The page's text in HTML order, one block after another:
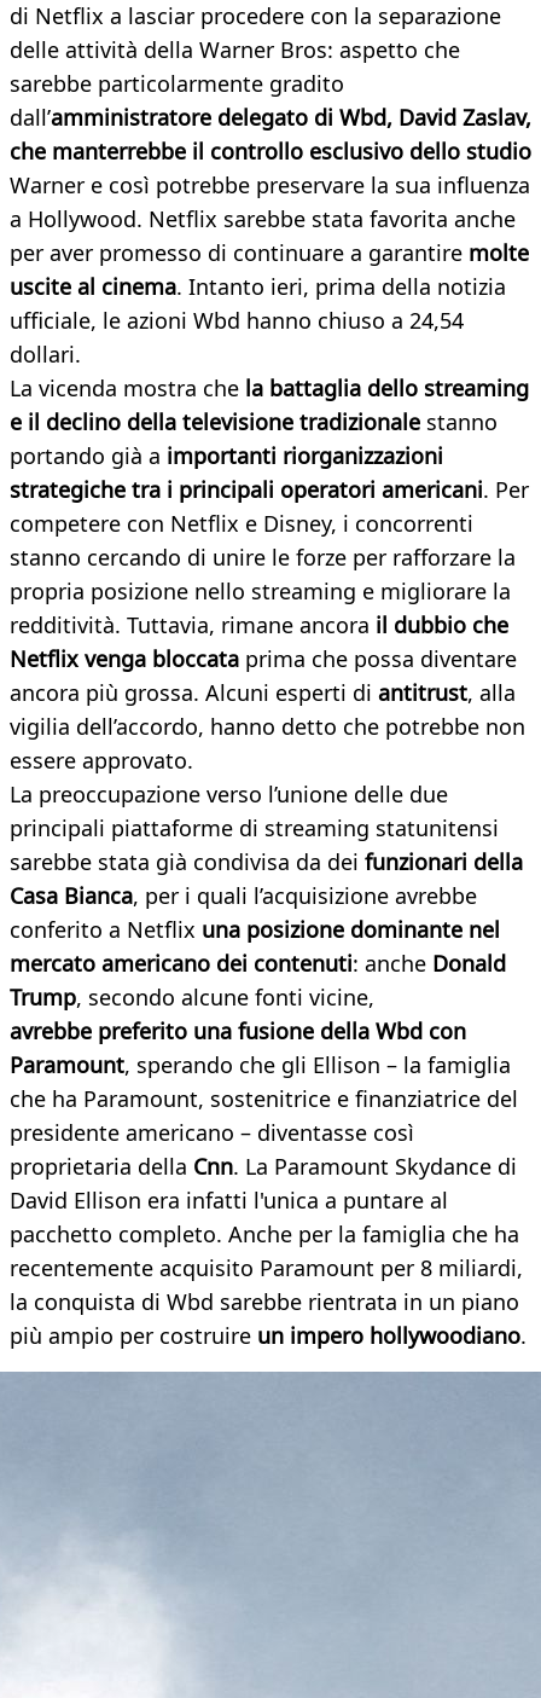
di Netflix a lasciar procedere con la separazione
delle attività della Warner Bros: aspetto che
sarebbe particolarmente gradito
dall’amministratore delegato di Wbd, David Zaslav,
che manterrebbe il controllo esclusivo dello studio
Warner e così potrebbe preservare la sua influenza
a Hollywood. Netflix sarebbe stata favorita anche
per aver promesso di continuare a garantire molte
uscite al cinema. Intanto ieri, prima della notizia
ufficiale, le azioni Wbd hanno chiuso a 24,54
dollari.
La vicenda mostra che la battaglia dello streaming
e il declino della televisione tradizionale stanno
portando già a importanti riorganizzazioni
strategiche tra i principali operatori americani. Per
competere con Netflix e Disney, i concorrenti
stanno cercando di unire le forze per rafforzare la
propria posizione nello streaming e migliorare la
redditività. Tuttavia, rimane ancora il dubbio che
Netflix venga bloccata prima che possa diventare
ancora più grossa. Alcuni esperti di antitrust, alla
vigilia dell’accordo, hanno detto che potrebbe non
essere approvato.
La preoccupazione verso l’unione delle due
principali piattaforme di streaming statunitensi
sarebbe stata già condivisa da dei funzionari della
Casa Bianca, per i quali l’acquisizione avrebbe
conferito a Netflix una posizione dominante nel
mercato americano dei contenuti: anche Donald
Trump, secondo alcune fonti vicine,
avrebbe preferito una fusione della Wbd con
Paramount, sperando che gli Ellison – la famiglia
che ha Paramount, sostenitrice e finanziatrice del
presidente americano – diventasse così
proprietaria della Cnn. La Paramount Skydance di
David Ellison era infatti l'unica a puntare al
pacchetto completo. Anche per la famiglia che ha
recentemente acquisito Paramount per 8 miliardi,
la conquista di Wbd sarebbe rientrata in un piano
più ampio per costruire un impero hollywoodiano.